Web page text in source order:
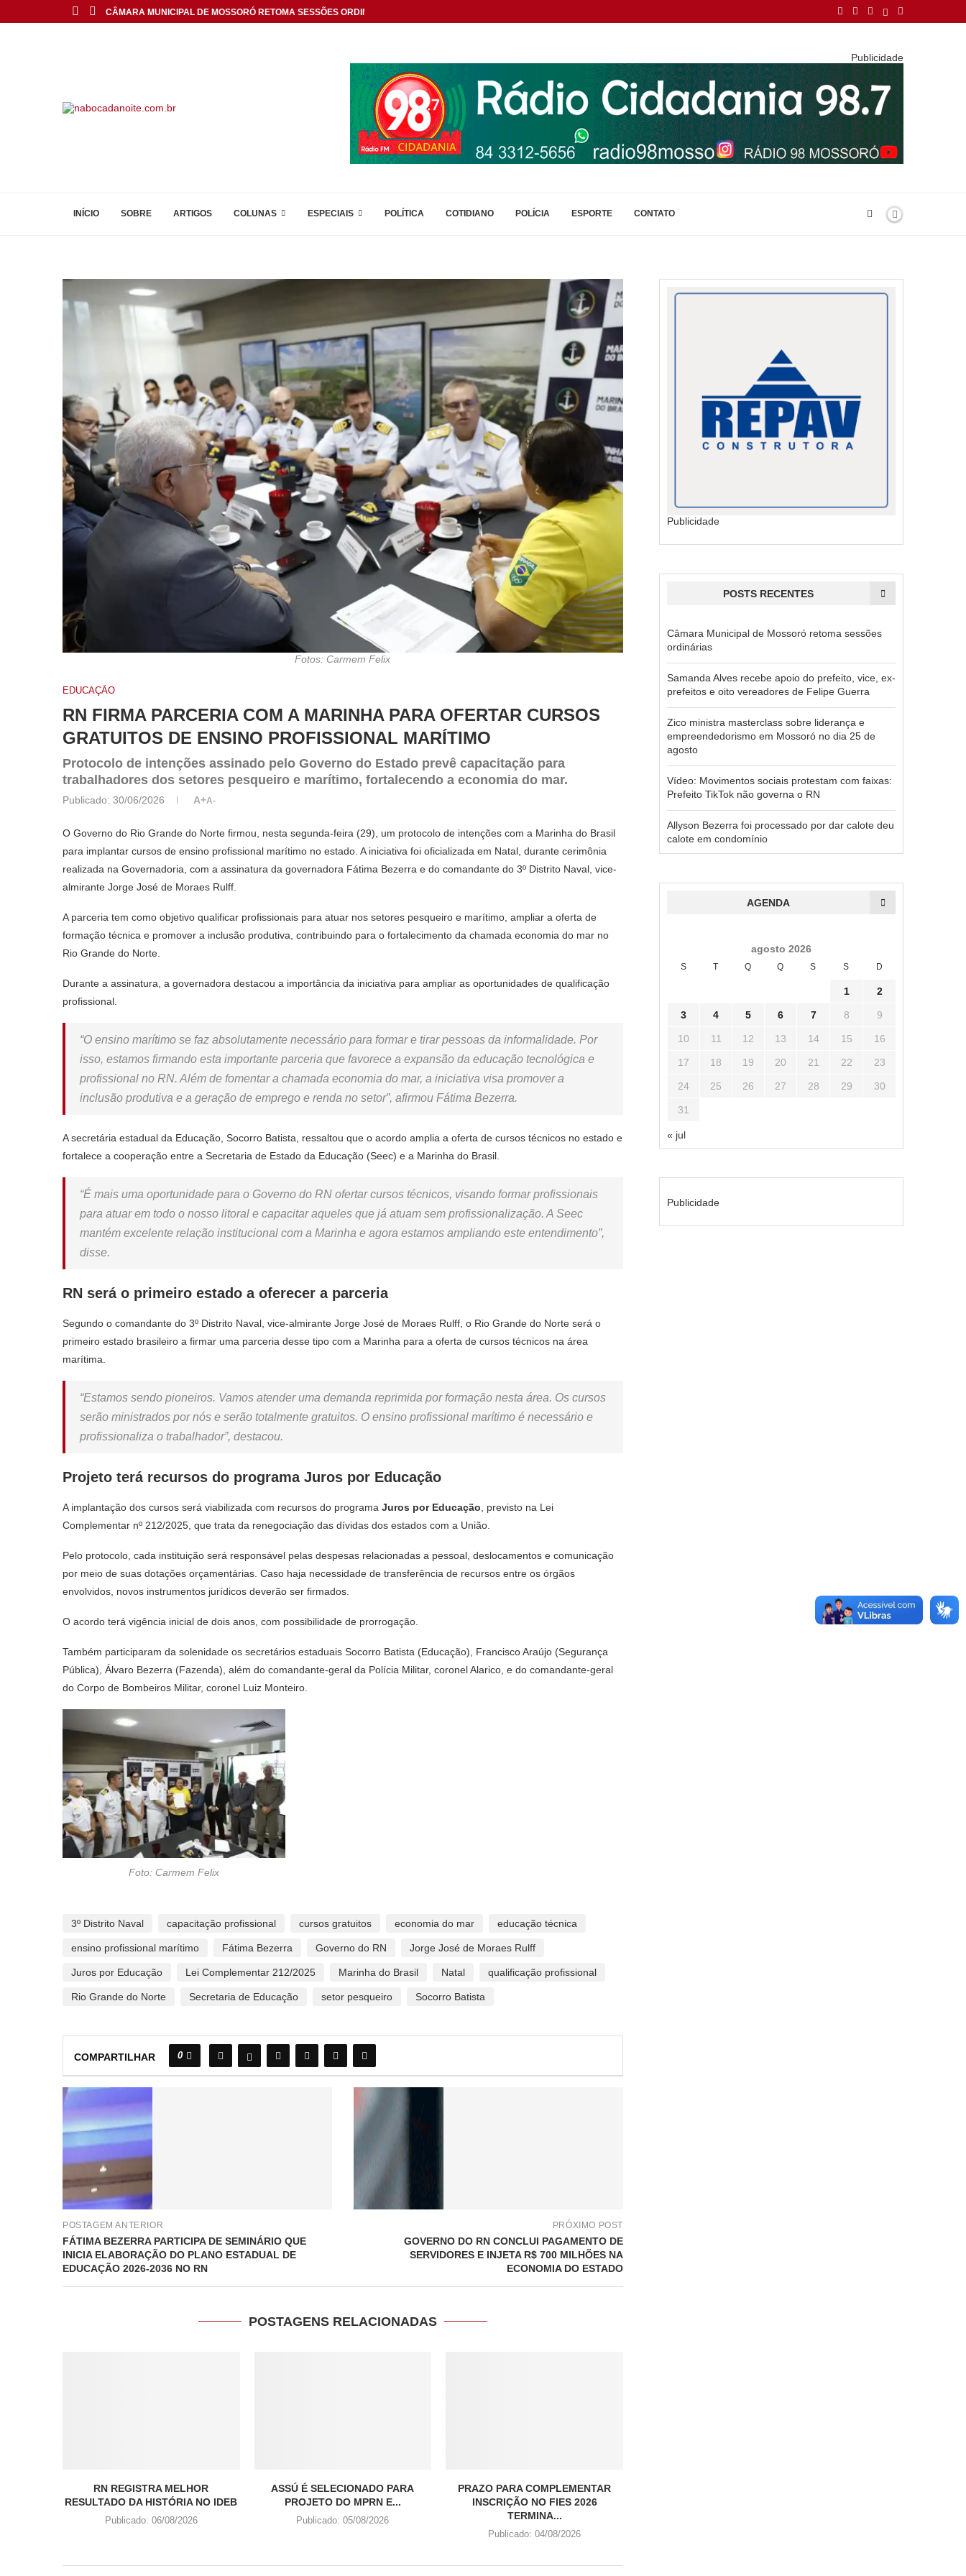
CÂMARA MUNICIPAL DE MOSSORÓ RETOMA SESSÕES ORDINÁRIAS
Publicidade
INÍCIO SOBRE ARTIGOS COLUNAS ESPECIAIS POLÍTICA COTIDIANO POLÍCIA ESPORTE CONTATO
Fotos: Carmem Felix
EDUCAÇÃO
RN FIRMA PARCERIA COM A MARINHA PARA OFERTAR CURSOS
GRATUITOS DE ENSINO PROFISSIONAL MARÍTIMO
Protocolo de intenções assinado pelo Governo do Estado prevê capacitação para
trabalhadores dos setores pesqueiro e marítimo, fortalecendo a economia do mar.
Publicado: 30/06/2026 A+A-
O Governo do Rio Grande do Norte firmou, nesta segunda-feira (29), um protocolo de intenções com a Marinha do Brasil
para implantar cursos de ensino profissional marítimo no estado. A iniciativa foi oficializada em Natal, durante cerimônia
realizada na Governadoria, com a assinatura da governadora Fátima Bezerra e do comandante do 3º Distrito Naval, vice-
almirante Jorge José de Moraes Rulff.
A parceria tem como objetivo qualificar profissionais para atuar nos setores pesqueiro e marítimo, ampliar a oferta de
formação técnica e promover a inclusão produtiva, contribuindo para o fortalecimento da chamada economia do mar no
Rio Grande do Norte.
Durante a assinatura, a governadora destacou a importância da iniciativa para ampliar as oportunidades de qualificação
profissional.
“O ensino marítimo se faz absolutamente necessário para formar e tirar pessoas da informalidade. Por
isso, estamos firmando esta importante parceria que favorece a expansão da educação tecnológica e
profissional no RN. Além de fomentar a chamada economia do mar, a iniciativa visa promover a
inclusão produtiva e a geração de emprego e renda no setor”, afirmou Fátima Bezerra.
A secretária estadual da Educação, Socorro Batista, ressaltou que o acordo amplia a oferta de cursos técnicos no estado e
fortalece a cooperação entre a Secretaria de Estado da Educação (Seec) e a Marinha do Brasil.
“É mais uma oportunidade para o Governo do RN ofertar cursos técnicos, visando formar profissionais
para atuar em todo o nosso litoral e capacitar aqueles que já atuam sem profissionalização. A Seec
mantém excelente relação institucional com a Marinha e agora estamos ampliando este entendimento”,
disse.
RN será o primeiro estado a oferecer a parceria
Segundo o comandante do 3º Distrito Naval, vice-almirante Jorge José de Moraes Rulff, o Rio Grande do Norte será o
primeiro estado brasileiro a firmar uma parceria desse tipo com a Marinha para a oferta de cursos técnicos na área
marítima.
“Estamos sendo pioneiros. Vamos atender uma demanda reprimida por formação nesta área. Os cursos
serão ministrados por nós e serão totalmente gratuitos. O ensino profissional marítimo é necessário e
profissionaliza o trabalhador”, destacou.
Projeto terá recursos do programa Juros por Educação
A implantação dos cursos será viabilizada com recursos do programa Juros por Educação , previsto na Lei
Complementar nº 212/2025, que trata da renegociação das dívidas dos estados com a União.
Pelo protocolo, cada instituição será responsável pelas despesas relacionadas a pessoal, deslocamentos e comunicação
por meio de suas dotações orçamentárias. Caso haja necessidade de transferência de recursos entre os órgãos
envolvidos, novos instrumentos jurídicos deverão ser firmados.
O acordo terá vigência inicial de dois anos, com possibilidade de prorrogação.
Também participaram da solenidade os secretários estaduais Socorro Batista (Educação), Francisco Araújo (Segurança
Pública), Álvaro Bezerra (Fazenda), além do comandante-geral da Polícia Militar, coronel Alarico, e do comandante-geral
do Corpo de Bombeiros Militar, coronel Luiz Monteiro.
Foto: Carmem Felix
3º Distrito Naval capacitação profissional cursos gratuitos economia do mar educação técnica
ensino profissional marítimo Fátima Bezerra Governo do RN Jorge José de Moraes Rulff
Juros por Educação Lei Complementar 212/2025 Marinha do Brasil Natal qualificação profissional
Rio Grande do Norte Secretaria de Educação setor pesqueiro Socorro Batista
COMPARTILHAR 0
POSTAGEM ANTERIOR
FÁTIMA BEZERRA PARTICIPA DE SEMINÁRIO QUE
INICIA ELABORAÇÃO DO PLANO ESTADUAL DE
EDUCAÇÃO 2026-2036 NO RN
PRÓXIMO POST
GOVERNO DO RN CONCLUI PAGAMENTO DE
SERVIDORES E INJETA R$ 700 MILHÕES NA
ECONOMIA DO ESTADO
POSTAGENS RELACIONADAS
RN REGISTRA MELHOR
RESULTADO DA HISTÓRIA NO IDEB
Publicado: 06/08/2026
ASSÚ É SELECIONADO PARA
PROJETO DO MPRN E...
Publicado: 05/08/2026
PRAZO PARA COMPLEMENTAR
INSCRIÇÃO NO FIES 2026
TERMINA...
Publicado: 04/08/2026
Publicidade
POSTS RECENTES
Câmara Municipal de Mossoró retoma sessões
ordinárias
Samanda Alves recebe apoio do prefeito, vice, ex-
prefeitos e oito vereadores de Felipe Guerra
Zico ministra masterclass sobre liderança e
empreendedorismo em Mossoró no dia 25 de
agosto
Vídeo: Movimentos sociais protestam com faixas:
Prefeito TikTok não governa o RN
Allyson Bezerra foi processado por dar calote deu
calote em condomínio
AGENDA
agosto 2026
S T Q Q S S D
1 2
3 4 5 6 7 8 9
10 11 12 13 14 15 16
17 18 19 20 21 22 23
24 25 26 27 28 29 30
31
« jul
Publicidade